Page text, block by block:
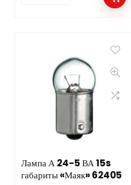
Лампа А 24-5 ВА 15s
габариты «Маяк» 62405